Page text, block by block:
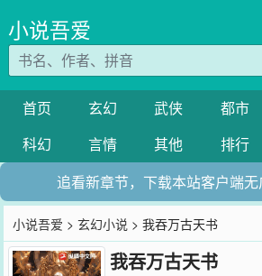
小说吾爱
首页 玄幻 武侠 都市
科幻
言情 其他 排行
追看新章节，下载本站客户端
小说吾爱 >玄幻小说 > 我吞万古天书
我吞万古天书